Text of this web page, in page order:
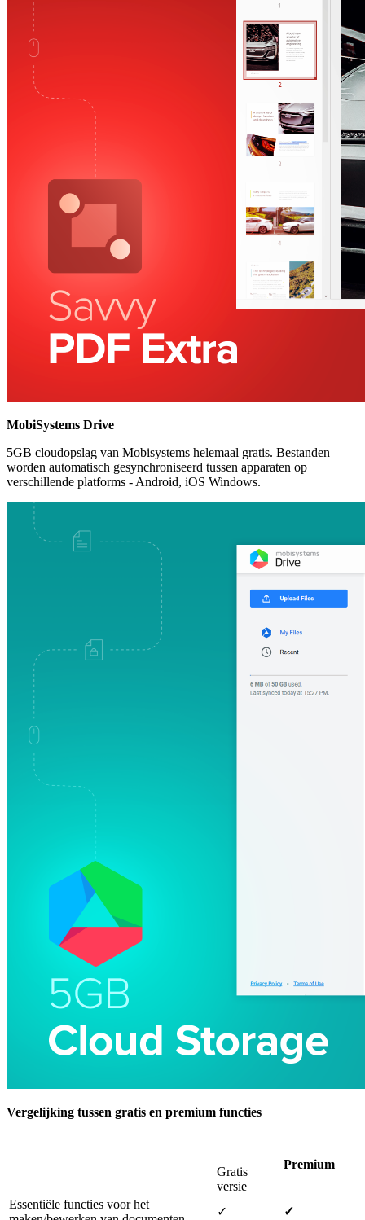
MobiSystems Drive
5GB cloudopslag van Mobisystems helemaal gratis. Bestanden
worden automatisch gesynchroniseerd tussen apparaten op
verschillende platforms - Android, iOS Windows.
Vergelijking tussen gratis en premium functies
Gratis
versie
Premium
Essentiële functies voor het
✓ ✓